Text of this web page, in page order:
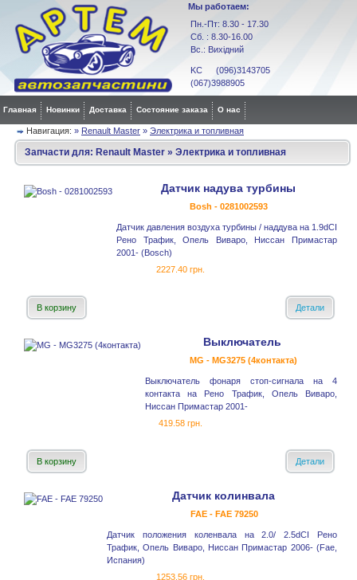
Мы работаем:
Пн.-Пт: 8.30 - 17.30
Сб. : 8.30-16.00
Вс.: Вихідний
KC (096)3143705
(067)3988905
Главная Новинки Доставка Состояние заказа О нас
Навигация: » Renault Master » Электрика и топливная
Запчасти для: Renault Master » Электрика и топливная
Датчик надува турбины
Bosh - 0281002593
Датчик давления воздуха турбины / наддува на 1.9dCI
Рено Трафик, Опель Виваро, Ниссан Примастар
2001- (Bosch)
2227.40 грн.
В корзину Детали
Выключатель
MG - MG3275 (4контакта)
Выключатель фонаря стоп-сигнала на 4
контакта на Рено Трафик, Опель Виваро,
Ниссан Примастар 2001-
419.58 грн.
В корзину Детали
Датчик колинвала
FAE - FAE 79250
Датчик положения коленвала на 2.0/ 2.5dCI Рено
Трафик, Опель Виваро, Ниссан Примастар 2006- (Fae,
Испания)
1253.56 грн.